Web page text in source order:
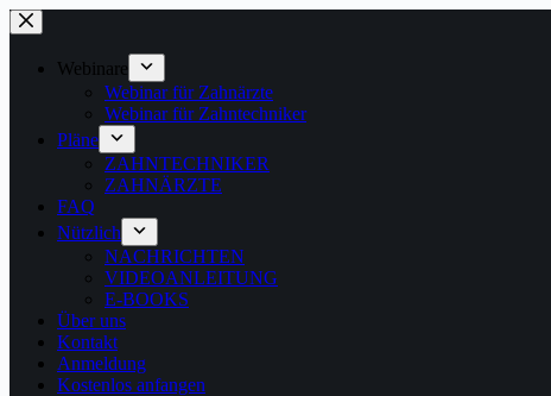
Zum
Inhalt
springenWebinare
Webinar für Zahnärzte
Webinar für Zahntechniker
Pläne
ZAHNTECHNIKER
ZAHNÄRZTE
FAQ
Nützlich
NACHRICHTEN
VIDEOANLEITUNG
E-BOOKS
Über uns
Kontakt
Anmeldung
Kostenlos anfangen